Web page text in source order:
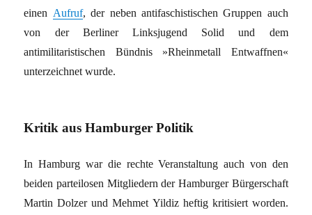
einen Aufruf, der neben antifaschistischen Gruppen auch
von der Berliner Linksjugend Solid und dem
antimilitaristischen Bündnis »Rheinmetall Entwaffnen«
unterzeichnet wurde.
Kritik aus Hamburger Politik
In Hamburg war die rechte Veranstaltung auch von den
beiden parteilosen Mitgliedern der Hamburger Bürgerschaft
Martin Dolzer und Mehmet Yildiz heftig kritisiert worden.